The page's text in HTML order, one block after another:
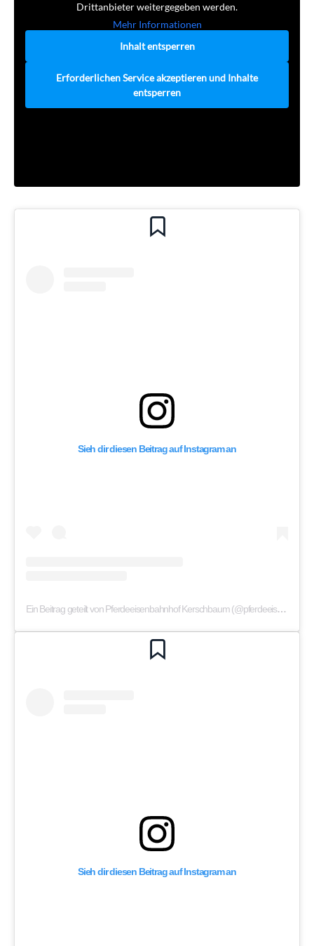
Drittanbieter weitergegeben werden.
Mehr Informationen
Inhalt entsperren
Erforderlichen Service akzeptieren und Inhalte
entsperren
Sieh dir diesen Beitrag auf Instagram an
Ein Beitrag geteilt von Pferdeeisenbahnhof Kerschbaum (@pferdeeisenbahnhof)
Sieh dir diesen Beitrag auf Instagram an